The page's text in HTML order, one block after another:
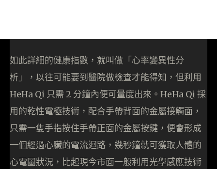
如此詳細的健康指數，就叫做「心率變異性分
析」，以往可能要到醫院做檢查才能得知，但利用
HeHa Qi 只需 2 分鐘內便可量度出來。HeHa Qi 採
用的乾性電極技術，配合手帶背面的金屬接觸面，
只需一隻手指按住手帶正面的金屬按鍵，便會形成
一個經過心臟的電流迴路，幾秒鐘就可獲取人體的
心電圖狀況，比起現今市面一般利用光學感應技術